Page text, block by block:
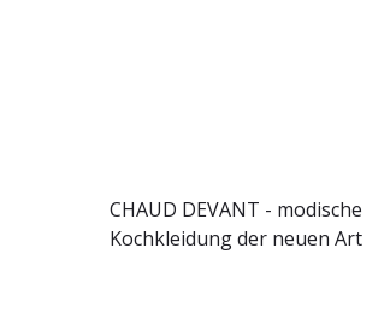
CHAUD DEVANT - modische
Kochkleidung der neuen Art